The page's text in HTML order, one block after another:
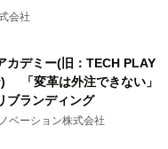
会社
カデミー(旧：TECH PLAY
「変革は外注できない」
ブランディング
ベーション株式会社